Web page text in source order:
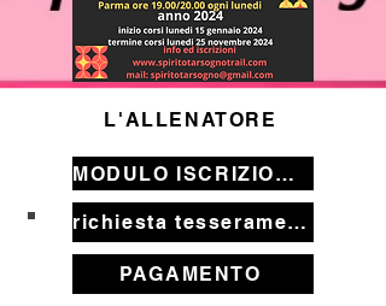
L'ALLENATORE
MODULO ISCRIZIONE cartaceo
richiesta tesseramento asd Spirito Tarsogno indispensabile per fare il corso
PAGAMENTO